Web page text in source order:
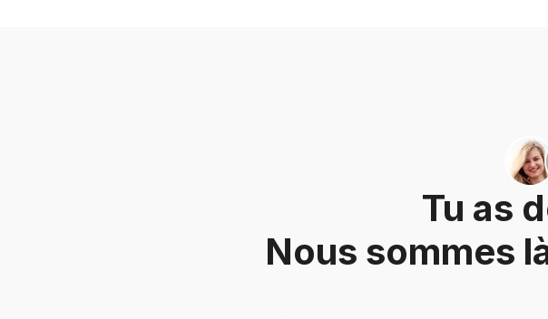
Tu as
Nous sommes